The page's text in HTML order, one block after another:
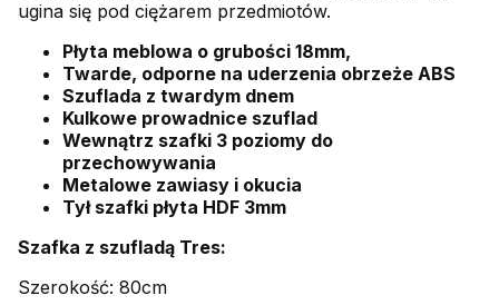
ugina się pod ciężarem przedmiotów.
Płyta meblowa o grubości 18mm,
Twarde, odporne na uderzenia obrzeże ABS
Szuflada z twardym dnem
Kulkowe prowadnice szuflad
Wewnątrz szafki 3 poziomy do
przechowywania
Metalowe zawiasy i okucia
Tył szafki płyta HDF 3mm
Szafka z szufladą Tres:
Szerokość: 80cm